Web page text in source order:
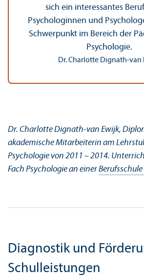
sich ein interessantes
Psychologinnen und
Schwerpunkt im Bereich der
Psychologie.
Dr. Charlotte Dignath-van
Dr. Charlotte Dignath-van Ewijk,
akademische Mitarbeiterin am
Psychologie von 2011 – 2014.
Fach Psychologie an einer
Diagnostik und
Schulleistungen